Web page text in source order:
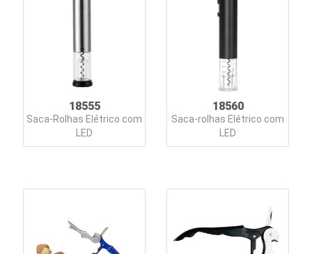
18555
Saca-Rolhas Elétrico com
LED
18560
Saca-rolhas Elétrico com
LED